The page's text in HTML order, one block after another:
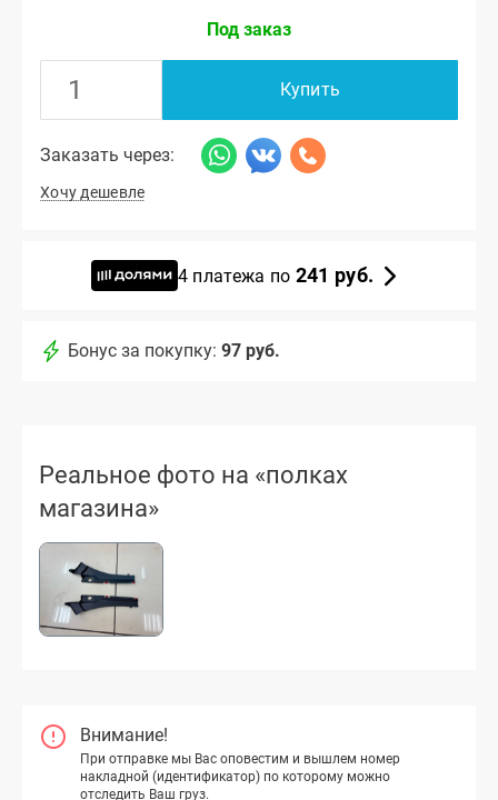
Под заказ
Купить
Заказать через:
Хочу дешевле
4 платежа по 241 руб.
Бонус за покупку: 97 руб.
Реальное фото на «полках
магазина»
Внимание!
При отправке мы Вас оповестим и вышлем номер
накладной (идентификатор) по которому можно
отследить Ваш груз.